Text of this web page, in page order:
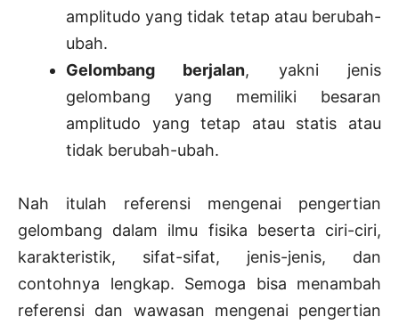
amplitudo yang tidak tetap atau berubah-
ubah.
Gelombang berjalan, yakni jenis
gelombang yang memiliki besaran
amplitudo yang tetap atau statis atau
tidak berubah-ubah.
Nah itulah referensi mengenai pengertian
gelombang dalam ilmu fisika beserta ciri-ciri,
karakteristik, sifat-sifat, jenis-jenis, dan
contohnya lengkap. Semoga bisa menambah
referensi dan wawasan mengenai pengertian